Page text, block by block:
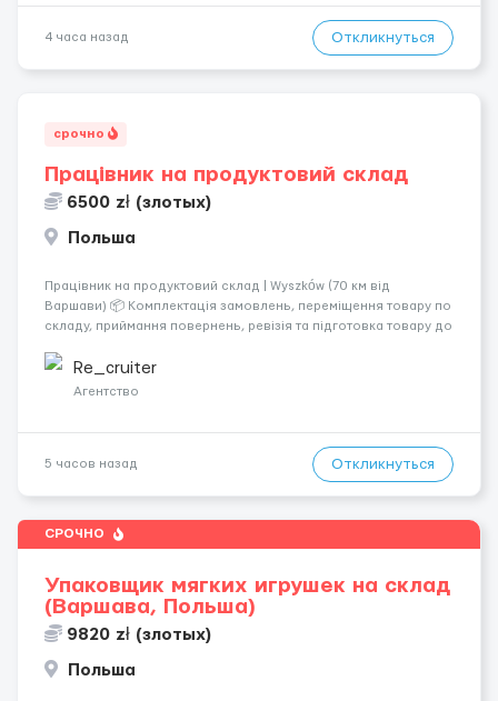
4 часа назад Откликнуться
срочно
Працівник на продуктовий склад
6500 zł (злотых)
Польша
Працівник на продуктовий склад | Wyszków (70 км від
Варшави) 📦 Комплектація замовлень, переміщення товару по
складу, приймання повернень, ревізія та підготовка товару до
— акордна система оплати (можливий заробіто...
Re_cruiter
Агентство
5 часов назад Откликнуться
СРОЧНО
Упаковщик мягких игрушек на склад
(Варшава, Польша)
9820 zł (злотых)
Польша